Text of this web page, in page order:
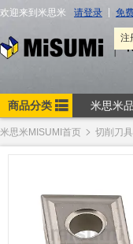
米思米MISUMI首页 切削刀具